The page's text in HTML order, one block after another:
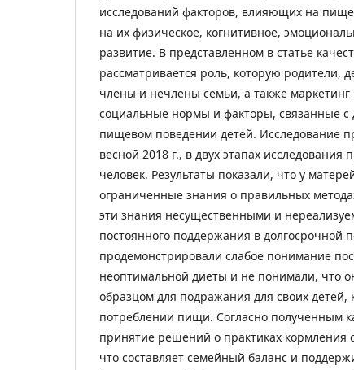
исследований факторов, влияющих на
на их физическое, когнитивное,
развитие. В представленном в статье
рассматривается роль, которую родители,
члены и нечлены семьи, а также маркетинг
социальные нормы и факторы, связанные с
пищевом поведении детей. Исследование
весной 2018 г., в двух этапах исследования
человек. Результаты показали, что у
ограниченные знания о правильных
эти знания несущественными и
постоянного поддержания в долгосрочной
продемонстрировали слабое понимание
неоптимальной диеты и не понимали, что
образцом для подражания для своих детей,
потреблении пищи. Согласно полученным
принятие решений о практиках кормления
что составляет семейный баланс и